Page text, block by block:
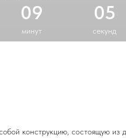
09
минут
04
секунд
конструкцию, состоящую из